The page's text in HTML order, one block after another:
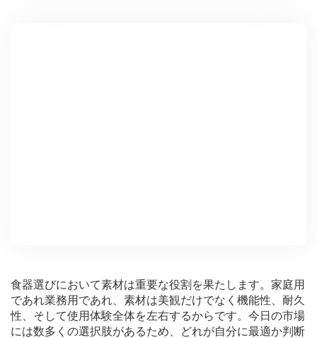
食器選びにおいて素材は重要な役割を果たします。家庭用
であれ業務用であれ、素材は美観だけでなく機能性、耐久
性、そして使用体験全体を左右するからです。今日の市場
には数多くの選択肢があるため、どれが自分に最適か判断